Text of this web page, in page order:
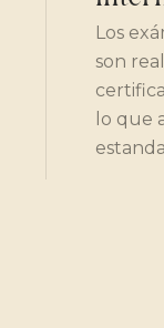
Los
son
lo que